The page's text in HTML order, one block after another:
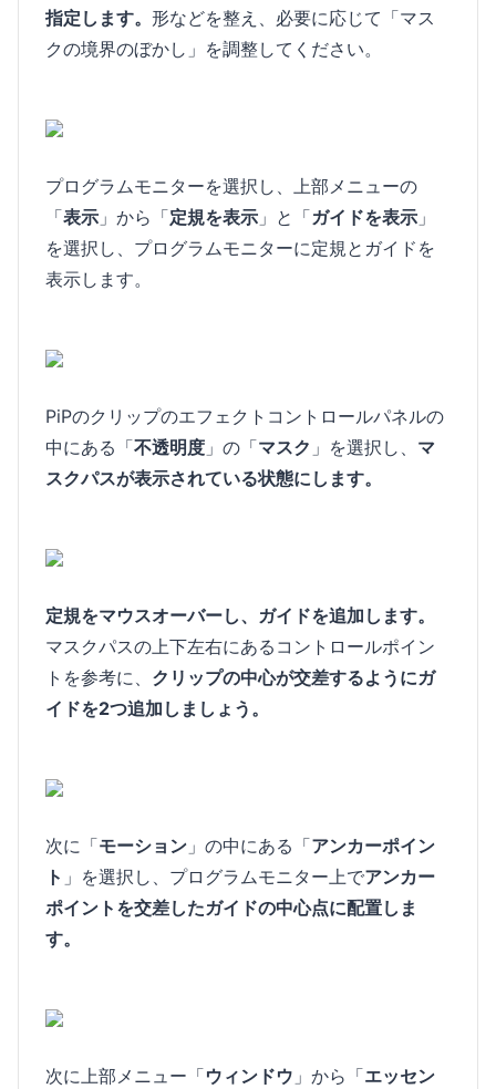
指定します。 形などを整え、必要に応じて「マス
クの境界のぼかし」を調整してください。
プログラムモニターを選択し、上部メニューの
「表示 」から「定規を表示 」と「ガイドを表示 」
を選択し、プログラムモニターに定規とガイドを
表示します。
PiPのクリップのエフェクトコントロールパネルの
中にある「不透明度 」の「マスク 」を選択し、 マ
スクパスが表示されている状態にします。
定規をマウスオーバーし、ガイドを追加します。
マスクパスの上下左右にあるコントロールポイン
トを参考に、 クリップの中心が交差するようにガ
イドを2つ追加しましょう。
次に「モーション 」の中にある「アンカーポイン
ト 」を選択し、プログラムモニター上でアンカー
ポイントを交差したガイドの中心点に配置しま
す。
次に上部メニュー「ウィンドウ 」から「エッセン